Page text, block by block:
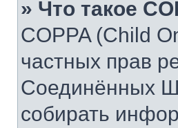
» Что такое
COPPA (Child
частных прав
Соединённых
собирать